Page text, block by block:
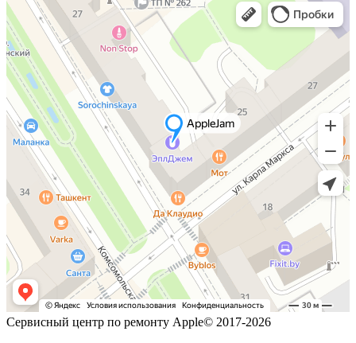
Сервисный центр по ремонту Apple© 2017-2026